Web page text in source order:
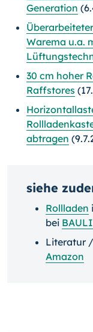
Generation
Warema u.a.
30 cm hoher
Raffstores
abtragen
siehe
Rollladen
bei
Literatur
Amazon